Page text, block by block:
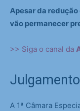
Apesar da
vão permanecer
>> Siga o canal da
Julgamento
A 1ª Câmara